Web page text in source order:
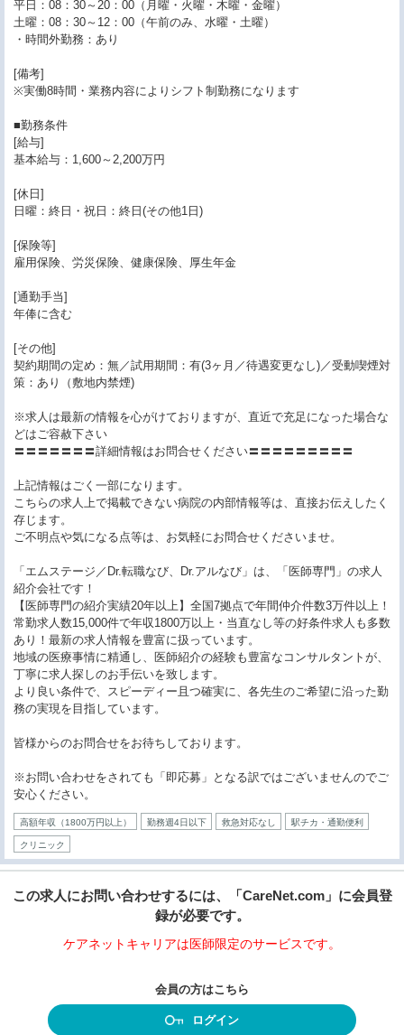
平日：08：30～20：00（月曜・火曜・木曜・金曜）
土曜：08：30～12：00（午前のみ、水曜・土曜）
・時間外勤務：あり
[備考]
※実働8時間・業務内容によりシフト制勤務になります
■勤務条件
[給与]
基本給与：1,600～2,200万円
[休日]
日曜：終日・祝日：終日(その他1日)
[保険等]
雇用保険、労災保険、健康保険、厚生年金
[通勤手当]
年俸に含む
[その他]
契約期間の定め：無／試用期間：有(3ヶ月／待遇変更なし)／受動喫煙対
策：あり（敷地内禁煙)
※求人は最新の情報を心がけておりますが、直近で充足になった場合な
どはご容赦下さい
〓〓〓〓〓〓〓詳細情報はお問合せください〓〓〓〓〓〓〓〓〓
上記情報はごく一部になります。
こちらの求人上で掲載できない病院の内部情報等は、直接お伝えしたく
存じます。
ご不明点や気になる点等は、お気軽にお問合せくださいませ。
「エムステージ／Dr.転職なび、Dr.アルなび」は、「医師専門」の求人
紹介会社です！
【医師専門の紹介実績20年以上】全国7拠点で年間仲介件数3万件以上！
常勤求人数15,000件で年収1800万以上・当直なし等の好条件求人も多数
あり！最新の求人情報を豊富に扱っています。
地域の医療事情に精通し、医師紹介の経験も豊富なコンサルタントが、
丁寧に求人探しのお手伝いを致します。
より良い条件で、スピーディー且つ確実に、各先生のご希望に沿った勤
務の実現を目指しています。
皆様からのお問合せをお待ちしております。
※お問い合わせをされても「即応募」となる訳ではございませんのでご
安心ください。
高額年収（1800万円以上） 勤務週4日以下 救急対応なし 駅チカ・通勤便利
クリニック
この求人にお問い合わせするには、「CareNet.com」に会員登
録が必要です。
ケアネットキャリアは医師限定のサービスです。
会員の方はこちら
ログイン